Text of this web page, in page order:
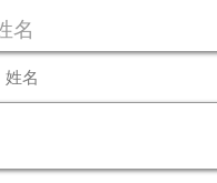
名